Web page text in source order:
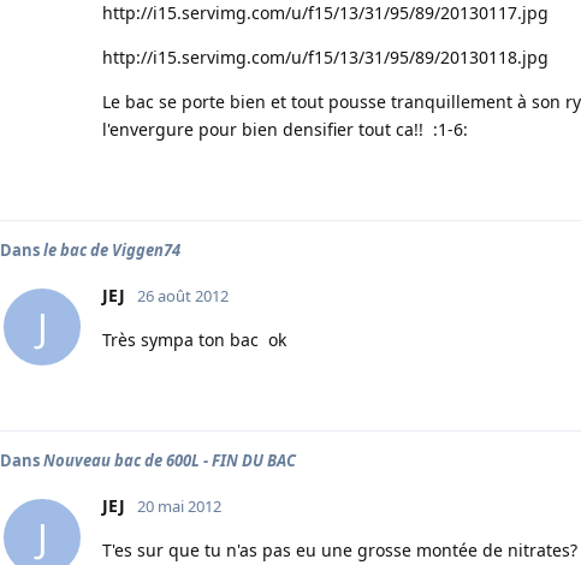
http://i15.servimg.com/u/f15/13/31/95/89/20130117.jpg
http://i15.servimg.com/u/f15/13/31/95/89/20130118.jpg
Le bac se porte bien et tout pousse tranquillement à son
l'envergure pour bien densifier tout ca!! :1-6:
Dansle bac de Viggen74
J
JEJ 26 août 2012
Très sympa ton bac ok
DansNouveau bac de 600L - FIN DU BAC
J
JEJ 20 mai 2012
T'es sur que tu n'as pas eu une grosse montée de nitrates?